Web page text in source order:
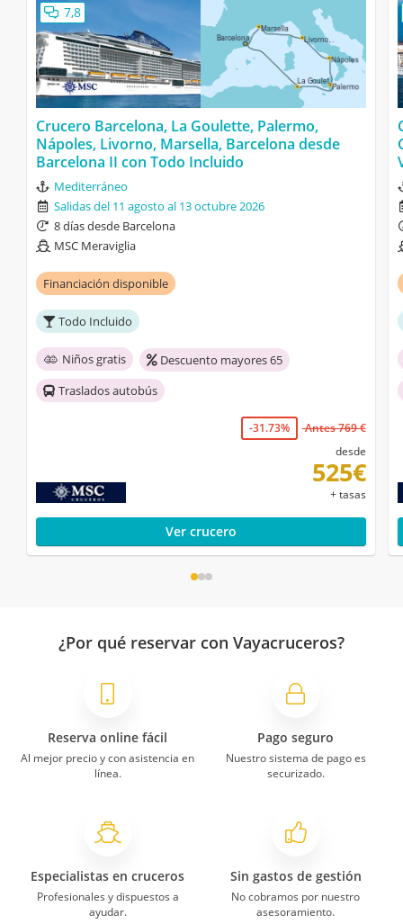
7,8
Crucero Barcelona, La Goulette, Palermo,
Nápoles, Livorno, Marsella, Barcelona desde
Barcelona II con Todo Incluido
Mediterráneo
Salidas del 11 agosto al 13 octubre 2026
8 días desde Barcelona
MSC Meraviglia
Financiación disponible
Todo Incluido
Niños gratis
Descuento mayores 65
Traslados autobús
-31.73%
Antes 769 €
desde
525€
+ tasas
Ver crucero
¿Por qué reservar con Vayacruceros?
Reserva online fácil
Al mejor precio y con asistencia en
línea.
Pago seguro
Nuestro sistema de pago es
securizado.
Especialistas en cruceros
Profesionales y dispuestos a
ayudar.
Sin gastos de gestión
No cobramos por nuestro
asesoramiento.